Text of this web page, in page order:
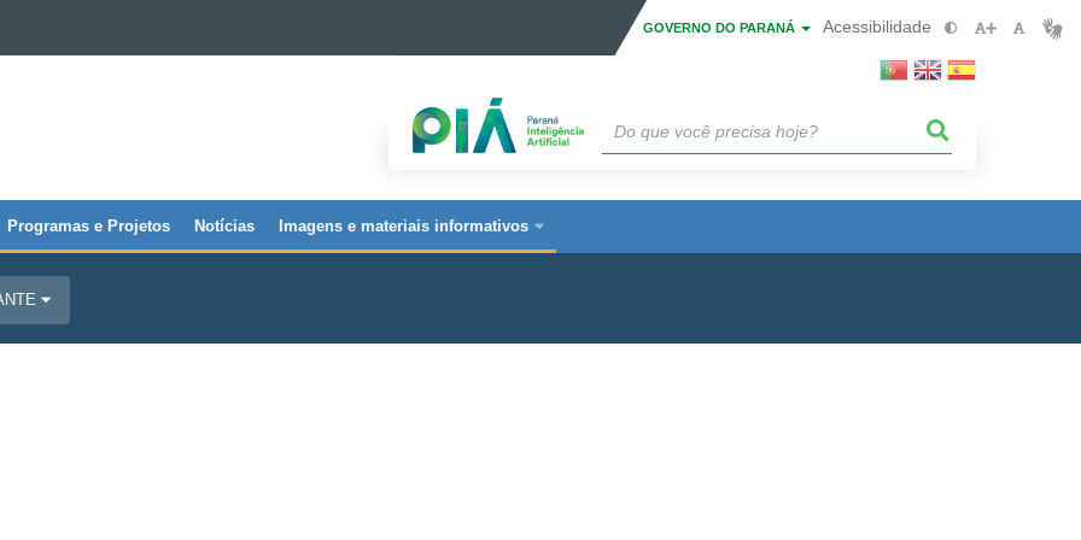
GOVERNO DO PARANÁ Acessibilidade
Programas e Projetos Notícias Imagens e materiais informativos